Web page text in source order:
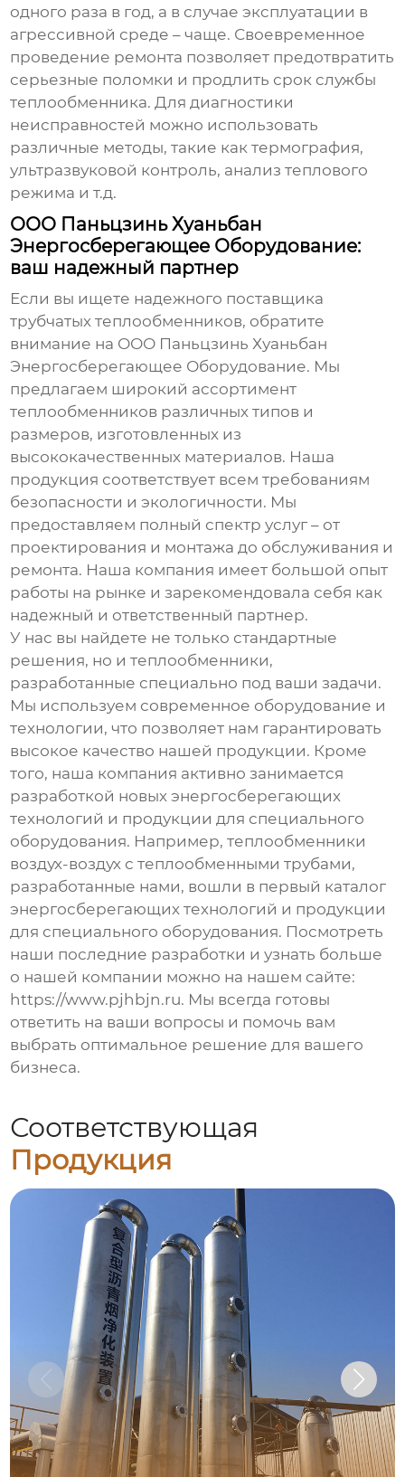
одного раза в год, а в случае эксплуатации в
агрессивной среде – чаще. Своевременное
проведение ремонта позволяет предотвратить
серьезные поломки и продлить срок службы
теплообменника. Для диагностики
неисправностей можно использовать
различные методы, такие как термография,
ультразвуковой контроль, анализ теплового
режима и т.д.
ООО Паньцзинь Хуаньбан
Энергосберегающее Оборудование:
ваш надежный партнер
Если вы ищете надежного поставщика
трубчатых теплообменников, обратите
внимание на ООО Паньцзинь Хуаньбан
Энергосберегающее Оборудование. Мы
предлагаем широкий ассортимент
теплообменников различных типов и
размеров, изготовленных из
высококачественных материалов. Наша
продукция соответствует всем требованиям
безопасности и экологичности. Мы
предоставляем полный спектр услуг – от
проектирования и монтажа до обслуживания и
ремонта. Наша компания имеет большой опыт
работы на рынке и зарекомендовала себя как
надежный и ответственный партнер.
У нас вы найдете не только стандартные
решения, но и теплообменники,
разработанные специально под ваши задачи.
Мы используем современное оборудование и
технологии, что позволяет нам гарантировать
высокое качество нашей продукции. Кроме
того, наша компания активно занимается
разработкой новых энергосберегающих
технологий и продукции для специального
оборудования. Например,теплообменники
воздух-воздух с теплообменными трубами,
разработанные нами, вошли в первый каталог
энергосберегающих технологий и продукции
для специального оборудования. Посмотреть
наши последние разработки и узнать больше
о нашей компании можно на нашем сайте:
https://www.pjhbjn.ru. Мы всегда готовы
ответить на ваши вопросы и помочь вам
выбрать оптимальное решение для вашего
бизнеса.
Соответствующая
Продукция